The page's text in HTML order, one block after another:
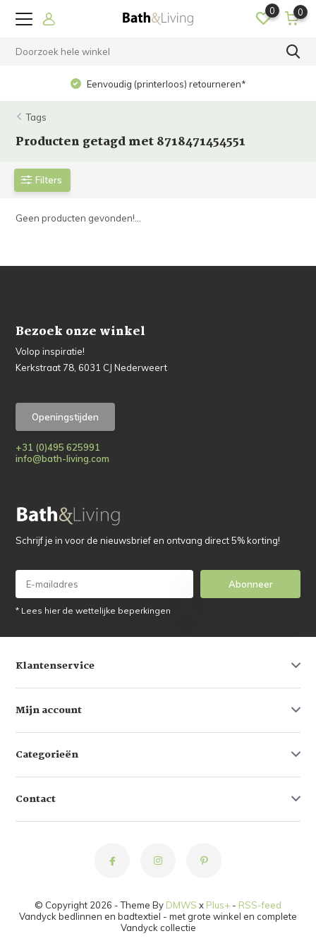
0 0
Eenvoudig (printerloos) retourneren*
Tags
Producten getagd met 8718471454551
Filters
Geen producten gevonden!...
Bezoek onze winkel
Volop inspiratie!
Kerkstraat 78, 6031 CJ Nederweert
Openingstijden
+31 (0)495 625991
info@bath-living.com
Schrijf je in voor de nieuwsbrief en ontvang direct 5% korting!
Abonneer
* Lees hier de wettelijke beperkingen
Klantenservice
Mijn account
Categorieën
Contact
© Copyright 2026 - Theme By DMWS x Plus+ - RSS-feed
Vandyck bedlinnen en badtextiel - met grote winkel en complete
Vandyck collectie